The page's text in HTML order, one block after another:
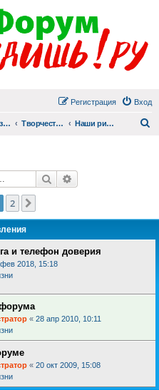
Вход
Регистрация
Наша жизнь (не всё же о суициде!) Творчество Наши рисунки
Поиск
2
и телефон доверия
2018, 15:18
« 28 апр 2010, 10:11
« 20 окт 2009, 15:08